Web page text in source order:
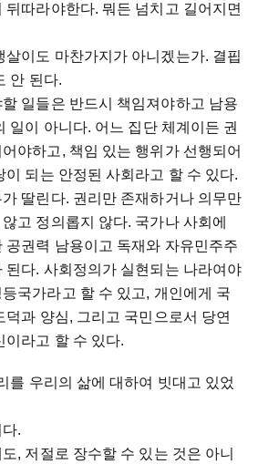
뒤따라야한다. 뭐든 넘치고 길어지면
살이도 마찬가지가 아니겠는가. 결핍
안 된다.
일들은 반드시 책임져야하고 남용
일이 아니다. 어느 집단 체계이든 권
야하고, 책임 있는 행위가 선행되어
이 되는 안정된 사회라고 할 수 있다.
딸린다. 권리만 존재하거나 의무만
고 정의롭지 않다. 국가나 사회에
공권력 남용이고 독재와 자유민주주
된다. 사회정의가 실현되는 나라여야
국가라고 할 수 있고, 개인에게 국
덕과 양심, 그리고 국민으로서 당연
이라고 할 수 있다.
를 우리의 삶에 대하여 빗대고 있었
.
, 저절로 장수할 수 있는 것은 아니